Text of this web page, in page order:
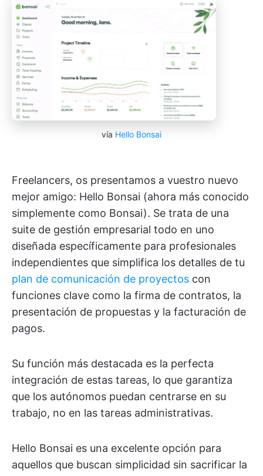
vía Hello Bonsai
Freelancers, os presentamos a vuestro nuevo
mejor amigo: Hello Bonsai (ahora más conocido
simplemente como Bonsai). Se trata de una
suite de gestión empresarial todo en uno
diseñada específicamente para profesionales
independientes que simplifica los detalles de tu
plan de comunicación de proyectos con
funciones clave como la firma de contratos, la
presentación de propuestas y la facturación de
pagos.
Su función más destacada es la perfecta
integración de estas tareas, lo que garantiza
que los autónomos puedan centrarse en su
trabajo, no en las tareas administrativas.
Hello Bonsai es una excelente opción para
aquellos que buscan simplicidad sin sacrificar la